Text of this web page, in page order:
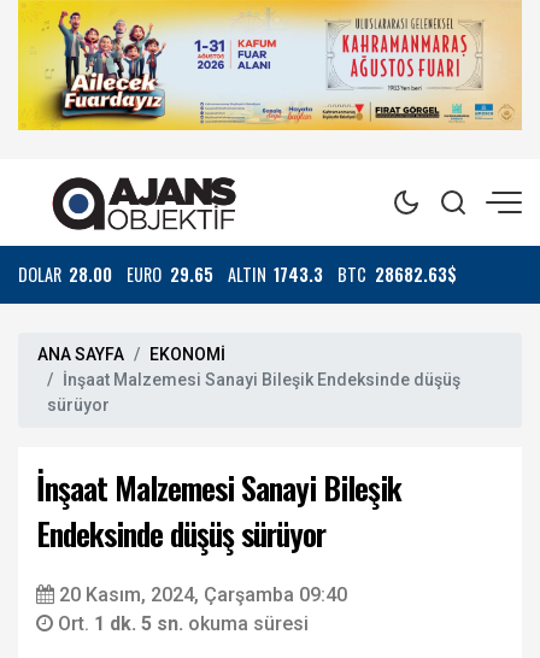
DOLAR 28.00 EURO 29.65 ALTIN 1743.3 BTC 28682.63$
ANA SAYFA
EKONOMİ
İnşaat Malzemesi Sanayi Bileşik Endeksinde düşüş
sürüyor
İnşaat Malzemesi Sanayi Bileşik
Endeksinde düşüş sürüyor
20 Kasım, 2024, Çarşamba 09:40
Ort. 1 dk. 5 sn. okuma süresi